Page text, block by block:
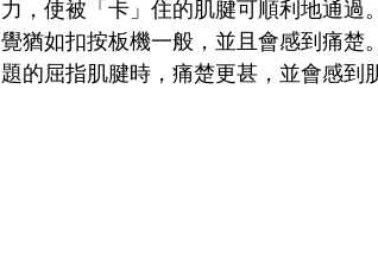
力，使被「卡」住的肌腱可順利地通
覺猶如扣按板機一般，並且會感到痛楚
題的屈指肌腱時，痛楚更甚，並會感到